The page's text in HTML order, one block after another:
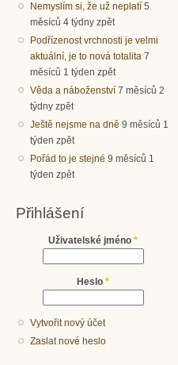
Nemyslím si, že už neplatí 5
měsíců 4 týdny zpět
Podřízenost vrchnosti je velmi
aktuální, je to nová totalita 7
měsíců 1 týden zpět
Věda a náboženství 7 měsíců 2
týdny zpět
Ještě nejsme na dně 9 měsíců 1
týden zpět
Pořád to je stejné 9 měsíců 1
týden zpět
Přihlášení
Uživatelské jméno *
Heslo *
Vytvořit nový účet
Zaslat nové heslo